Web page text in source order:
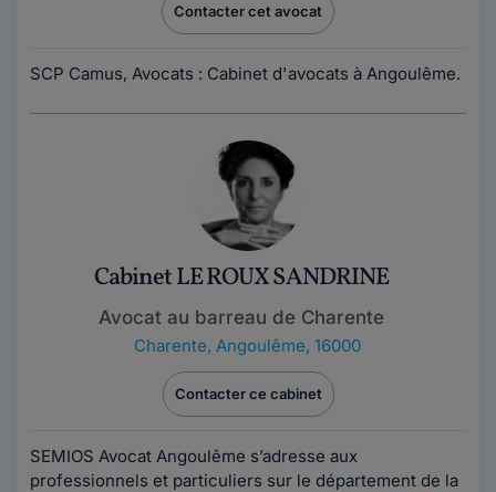
Contacter cet avocat
SCP Camus, Avocats : Cabinet d'avocats à Angoulême.
Cabinet LE ROUX SANDRINE
Avocat au barreau de Charente
Charente, Angoulême, 16000
Contacter ce cabinet
SEMIOS Avocat Angoulême s’adresse aux
professionnels et particuliers sur le département de la